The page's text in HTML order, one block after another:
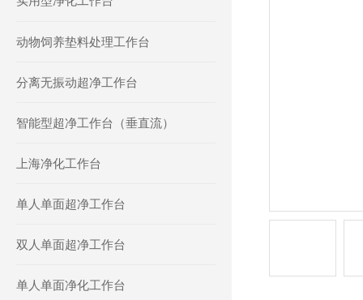
动物饲养垫料处理工作台
分离无振动超净工作台
智能型超净工作台（垂直流）
上海净化工作台
单人单面超净工作台
双人单面超净工作台
单人单面净化工作台